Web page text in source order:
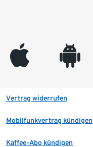
appleinc android
Vertrag widerrufen
Mobilfunkvertrag kündigen
Kaffee-Abo kündigen